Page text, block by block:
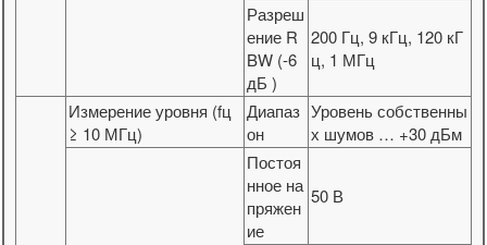
Разреш
ение R
BW (-6
дБ )
200 Гц, 9 кГц, 120 кГ
ц, 1 МГц
Измерение уровня (fц
≥ 10 МГц)
Диапаз
он
Уровень собственны
х шумов … +30 дБм
Постоя
нное на
пряжен
ие
50 В